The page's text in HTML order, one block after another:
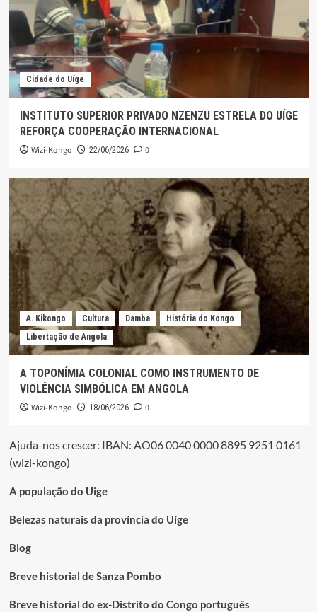
Cidade do Uíge
INSTITUTO SUPERIOR PRIVADO NZENZU ESTRELA DO UÍGE
REFORÇA COOPERAÇÃO INTERNACIONAL
Wizi-Kongo 22/06/2026 0
A. Kikongo Cultura Damba
História do Kongo
Libertação de Angola
A TOPONÍMIA COLONIAL COMO INSTRUMENTO DE
VIOLÊNCIA SIMBÓLICA EM ANGOLA
Wizi-Kongo 18/06/2026 0
Ajuda-nos crescer: IBAN: AO06 0040 0000 8895 9251 0161
(wizi-kongo)
A população do Uige
Belezas naturais da província do Uíge
Blog
Breve historial de Sanza Pombo
Breve historial do ex-Distrito do Congo português